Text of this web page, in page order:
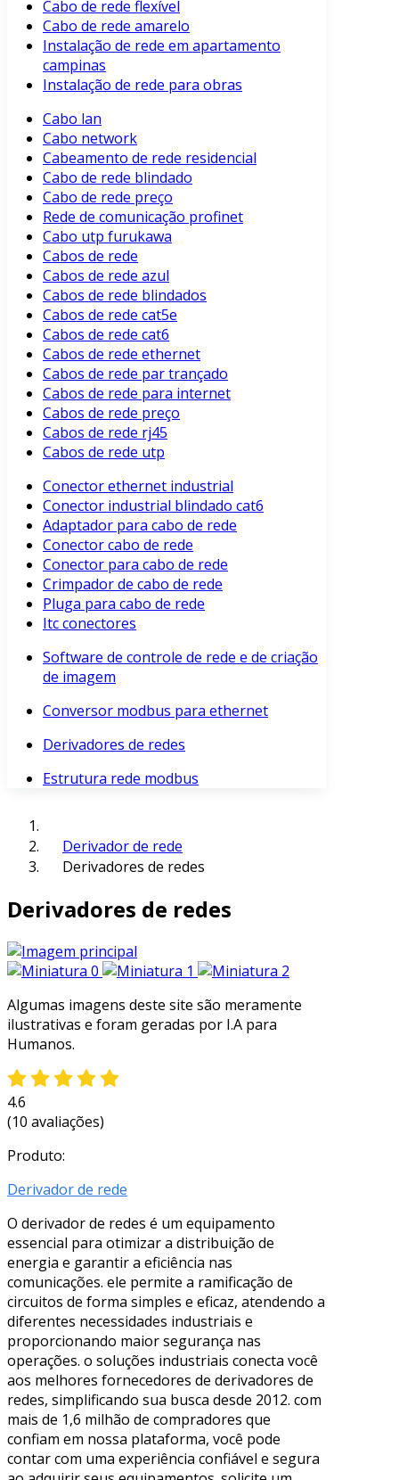
Cabo de rede flexível
Cabo de rede amarelo
Instalação de rede em apartamento
campinas
Instalação de rede para obras
Cabo lan
Cabo network
Cabeamento de rede residencial
Cabo de rede blindado
Cabo de rede preço
Rede de comunicação profinet
Cabo utp furukawa
Cabos de rede
Cabos de rede azul
Cabos de rede blindados
Cabos de rede cat5e
Cabos de rede cat6
Cabos de rede ethernet
Cabos de rede par trançado
Cabos de rede para internet
Cabos de rede preço
Cabos de rede rj45
Cabos de rede utp
Conector ethernet industrial
Conector industrial blindado cat6
Adaptador para cabo de rede
Conector cabo de rede
Conector para cabo de rede
Crimpador de cabo de rede
Pluga para cabo de rede
Itc conectores
Software de controle de rede e de criação
de imagem
Conversor modbus para ethernet
Derivadores de redes
Estrutura rede modbus
Derivador de rede
Derivadores de redes
Derivadores de redes
Algumas imagens deste site são meramente
ilustrativas e foram geradas por I.A para
Humanos.
4.6
(10 avaliações)
Produto:
Derivador de rede
O derivador de redes é um equipamento
essencial para otimizar a distribuição de
energia e garantir a eficiência nas
comunicações. ele permite a ramificação de
circuitos de forma simples e eficaz, atendendo a
diferentes necessidades industriais e
proporcionando maior segurança nas
operações. o soluções industriais conecta você
aos melhores fornecedores de derivadores de
redes, simplificando sua busca desde 2012. com
mais de 1,6 milhão de compradores que
confiam em nossa plataforma, você pode
contar com uma experiência confiável e segura